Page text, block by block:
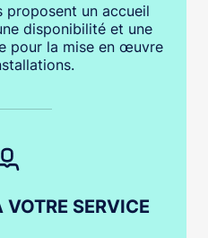
proposent un accueil
disponibilité et une
pour la mise en œuvre
VOTRE SERVICE